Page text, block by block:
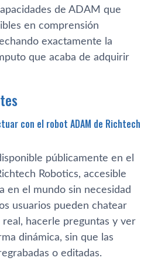
de ADAM que
en comprensión
exactamente la
que acaba de adquirir
con el robot ADAM de Richtech
públicamente en el
Robotics, accesible
en el mundo sin necesidad
usuarios pueden chatear
hacerle preguntas y ver
dinámica, sin que las
o editadas.